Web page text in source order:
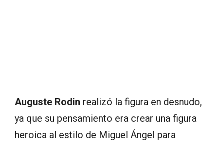
Auguste Rodin realizó la figura en desnudo,
ya que su pensamiento era crear una figura
heroica al estilo de Miguel Ángel para